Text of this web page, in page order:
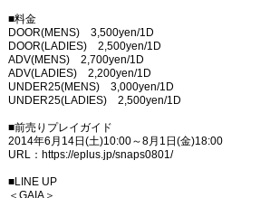
■料金
DOOR(MENS) 3,500yen/1D
DOOR(LADIES) 2,500yen/1D
ADV(MENS) 2,700yen/1D
ADV(LADIES) 2,200yen/1D
UNDER25(MENS) 3,000yen/1D
UNDER25(LADIES) 2,500yen/1D
■前売りプレイガイド
2014年6月14日(土)10:00～8月1日(金)18:00
URL：https://eplus.jp/snaps0801/
■LINE UP
＜GAIA＞